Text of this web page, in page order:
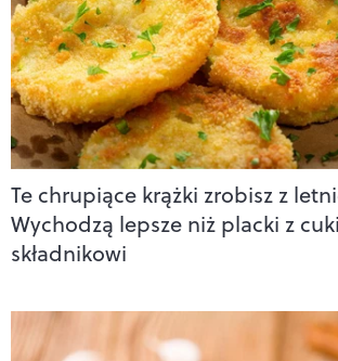
Te chrupiące krążki zrobisz z
Wychodzą lepsze niż placki z
składnikowi